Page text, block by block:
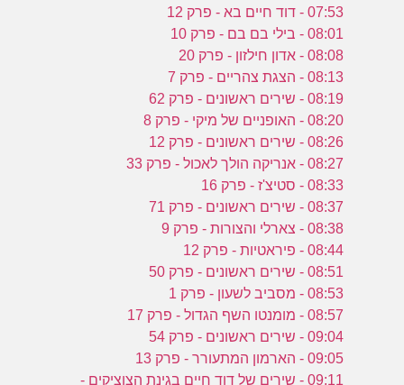
07:53 - דוד חיים בא - פרק 12
08:01 - בילי בם בם - פרק 10
08:08 - אדון חילזון - פרק 20
08:13 - הצגת צהריים - פרק 7
08:19 - שירים ראשונים - פרק 62
08:20 - האופניים של מיקי - פרק 8
08:26 - שירים ראשונים - פרק 12
08:27 - אנריקה הולך לאכול - פרק 33
08:33 - סטיצ'ז - פרק 16
08:37 - שירים ראשונים - פרק 71
08:38 - צארלי והצורות - פרק 9
08:44 - פיראטיות - פרק 12
08:51 - שירים ראשונים - פרק 50
08:53 - מסביב לשעון - פרק 1
08:57 - מומנטו השף הגדול - פרק 17
09:04 - שירים ראשונים - פרק 54
09:05 - הארמון המתעורר - פרק 13
09:11 - שירים של דוד חיים בגינת הצוציקים -